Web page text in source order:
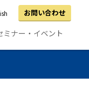
お問い合わせ
ミナー・イベント